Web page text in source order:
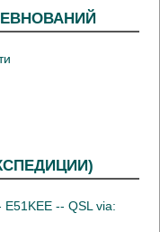
-- QSL via: